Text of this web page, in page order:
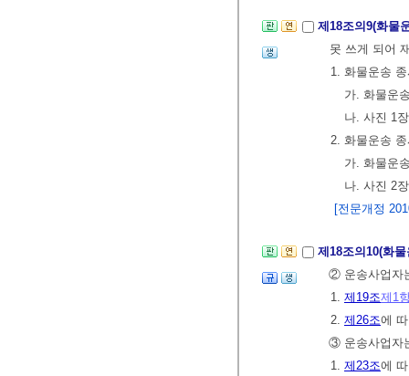
제18조의9(화물
못 쓰게 되어
1. 화물운송
가. 화물운
나. 사진 1장
2. 화물운송
가. 화물운
나. 사진 2장
[전문개정
제18조의10(화
② 운송사업자
1. 제19조제1
2. 제26조에
③ 운송사업자
1. 제23조에